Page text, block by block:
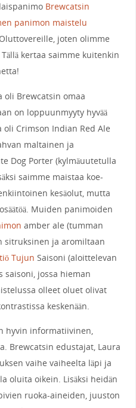
Brewcatsin
panimon maistelu
joten olimme
kertaa saimme kuitenkin
oli Brewcatsin omaa
on loppuunmyyty hyvää
Crimson Indian Red Ale
maltainen ja
Dog Porter (kylmäuutetulla
saimme maistaa koe-
kesäolut, mutta
Muiden panimoiden
amber ale (tumman
sitruksinen ja aromiltaan
Tujun Saisoni (aloittelevan
saisoni, jossa hieman
olleet oluet olivat
keskenään.
hyvin informatiivinen,
Brewcatsin edustajat, Laura
vaihe vaiheelta läpi ja
oluita oikein. Lisäksi heidän
ruoka-aineiden, juuston